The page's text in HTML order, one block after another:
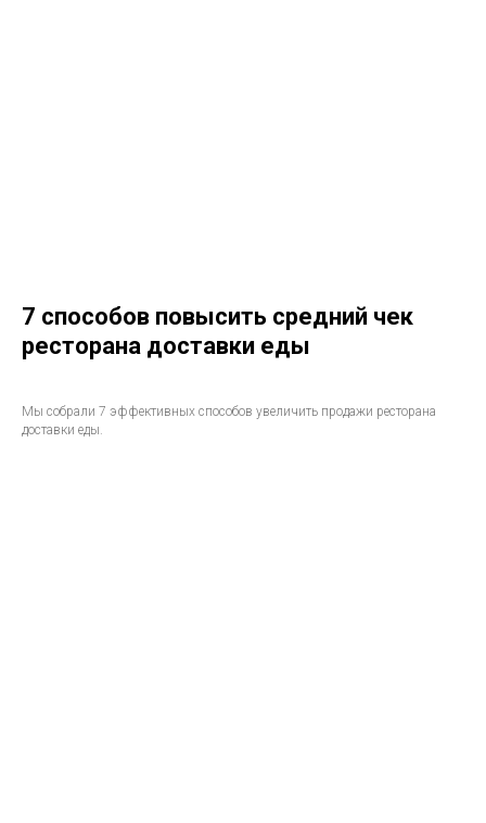
7 способов повысить средний чек
ресторана доставки еды
Мы собрали 7 эффективных способов увеличить продажи ресторана
доставки еды.